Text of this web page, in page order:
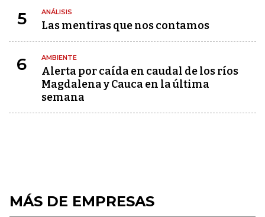
5 ANÁLISIS
Las mentiras que nos contamos
6 AMBIENTE
Alerta por caída en caudal de los ríos
Magdalena y Cauca en la última
semana
MÁS DE EMPRESAS